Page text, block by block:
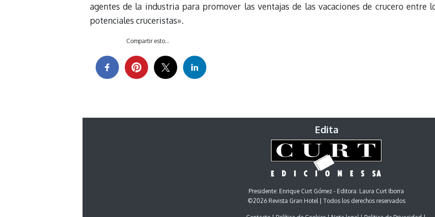
agentes de la industria para promover las ventajas de las vacaciones de crucero entre
potenciales cruceristas».
Compartir esto...
Edita
Presidente: Enrique Curt Gómez - Editora: Laura Curt Iborra
©2026 Revista Gran Hotel | Todos los derechos reservados